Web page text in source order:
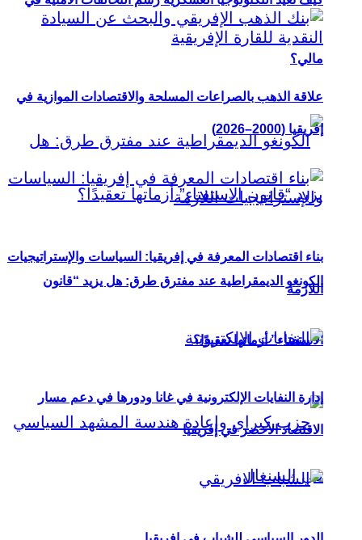
مالي؟
الكونغو الديمقراطية عند مفترق طرق: هل يزيد “قانون
الاستفتاء” أزماتها تعقيدًا؟
علاقة الذهب بالصراعات المسلحة والاقتصادات الموازية في
إفريقيا (2000–2026)
بناء اقتصادات المعرفة في إفريقيا: السياسات والإستراتيجيات
اللازمة
إدارة النفايات الإلكترونية في غانا ودورها في دعم مسار
الاقتصاد الأخضر في إفريقيا